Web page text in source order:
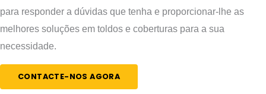
P
o
s
para responder a dúvidas que tenha e proporcionar-lhe as
melhores soluções em toldos e coberturas para a sua
necessidade.
CONTACTE-NOS AGORA